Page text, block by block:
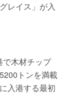
レイス」が入
で木材チップ
トンを満載
入港する最初